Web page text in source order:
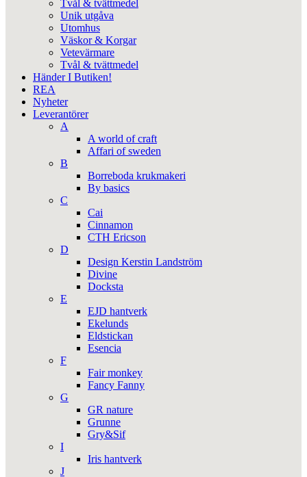
Tvål & tvättmedel
Unik utgåva
Utomhus
Väskor & Korgar
Vetevärmare
Tvål & tvättmedel
Händer I Butiken!
REA
Nyheter
Leverantörer
A
A world of craft
Affari of sweden
B
Borreboda krukmakeri
By basics
C
Cai
Cinnamon
CTH Ericson
D
Design Kerstin Landström
Divine
Docksta
E
EJD hantverk
Ekelunds
Eldstickan
Esencia
F
Fair monkey
Fancy Fanny
G
GR nature
Grunne
Gry&Sif
I
Iris hantverk
J